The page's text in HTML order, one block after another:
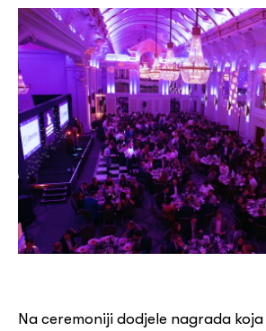
Na ceremoniji dodjele nagrada